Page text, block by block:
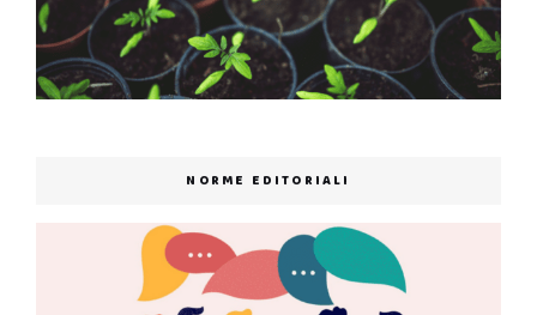
NORME EDITORIALI